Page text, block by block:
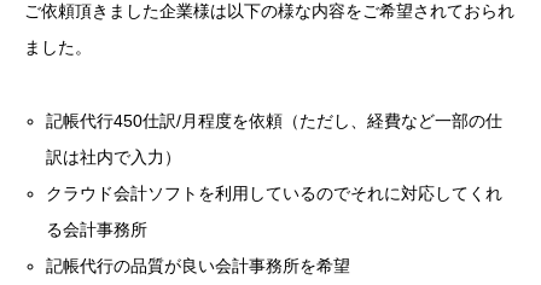
ご依頼頂きました企業様は以下の様な内容をご希望されておられ
ました。
記帳代行450仕訳/月程度を依頼（ただし、経費など一部の仕
訳は社内で入力）
クラウド会計ソフトを利用しているのでそれに対応してくれ
る会計事務所
記帳代行の品質が良い会計事務所を希望